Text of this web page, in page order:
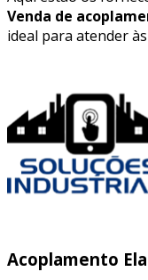
Venda de
ideal para atender
Acoplamento